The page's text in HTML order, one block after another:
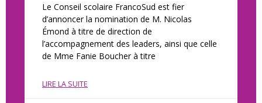
Le Conseil scolaire FrancoSud est fier
d’annoncer la nomination de M. Nicolas
Émond à titre de direction de
l’accompagnement des leaders, ainsi que celle
de Mme Fanie Boucher à titre
LIRE LA SUITE